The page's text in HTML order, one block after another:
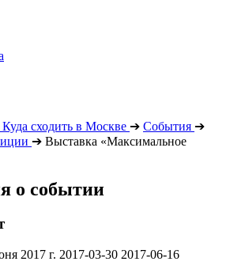
сходить в Москве ➔ События ➔
➔ Выставка «Максимальное
о событии
2017 г. 2017-03-30 2017-06-16